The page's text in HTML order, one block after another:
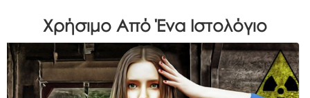
Χρήσιμο Από Ένα Ιστολόγιο